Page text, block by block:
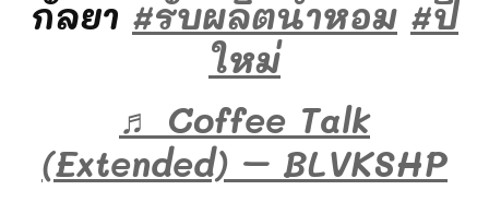
กัลยา #รับผลิตน้ําหอม #ปี
ใหม่
♬ Coffee Talk
(Extended) – BLVKSHP